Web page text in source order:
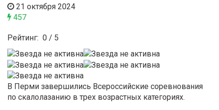
21 октября 2024
457
Рейтинг: 0 / 5
В Перми завершились Всероссийские соревнования
по скалолазанию в трех возрастных категориях.